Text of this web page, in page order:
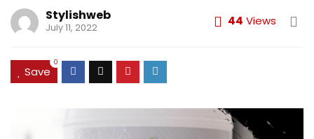
Stylishweb
July 11, 2022 44 Views
Save
0